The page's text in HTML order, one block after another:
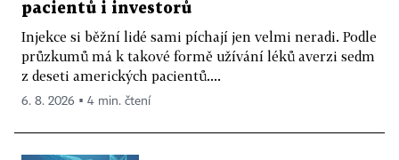
pacientů i investorů
Injekce si běžní lidé sami píchají jen velmi neradi. Podle
průzkumů má k takové formě užívání léků averzi sedm
z deseti amerických pacientů....
6. 8. 2026 ▪ 4 min. čtení